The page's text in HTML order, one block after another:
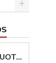
PERSONALIZUOTAS MEDALIS "1" SU GRAVIRUOTU TEKSTU